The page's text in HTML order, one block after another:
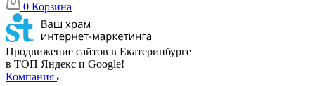
0 Корзина
Продвижение сайтов в Екатеринбурге
в ТОП Яндекс и Google!
Компания